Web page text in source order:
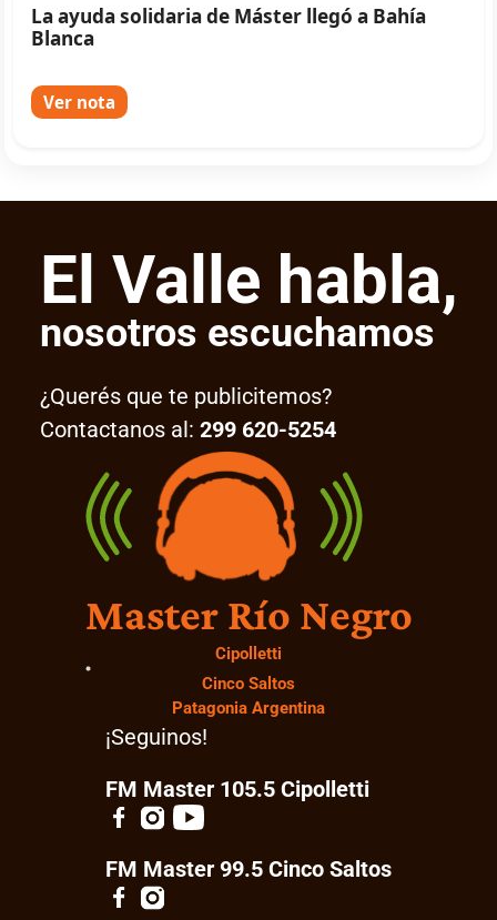
La ayuda solidaria de Máster llegó a Bahía
Blanca
Ver nota
El Valle habla,
nosotros escuchamos
¿Querés que te publicitemos?
Contactanos al: 299 620-5254
Master Río Negro
Cipolletti
Cinco Saltos
Patagonia Argentina
¡Seguinos!
FM Master 105.5 Cipolletti
FM Master 99.5 Cinco Saltos